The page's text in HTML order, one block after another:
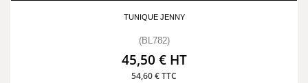
TUNIQUE JENNY
(BL782)
45,50 € HT
54,60 € TTC